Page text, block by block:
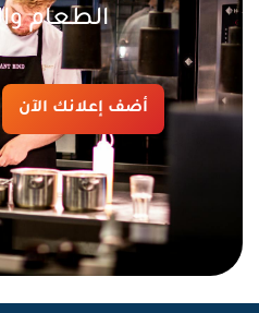
الطعام
أضف إعلانك الآن